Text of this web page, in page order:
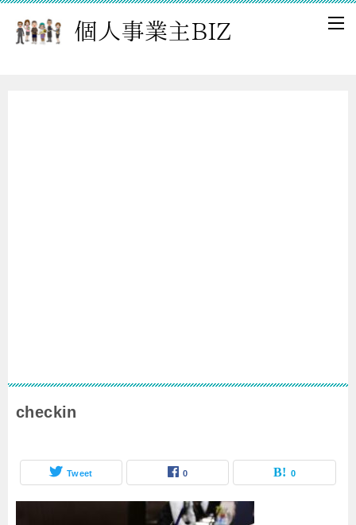
checkin
Tweet 0 0